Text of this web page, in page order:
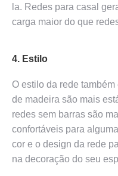
la. Redes para casal
carga maior do que
4. Estilo
O estilo da rede
de madeira são mais
redes sem barras são
confortáveis para
cor e o design da rede
na decoração do seu